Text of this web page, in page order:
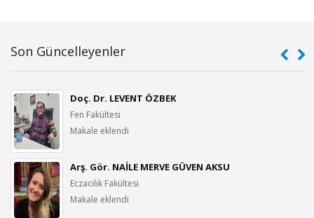
Son Güncelleyenler
Doç. Dr. LEVENT ÖZBEK
Fen Fakültesi
Makale eklendi
Arş. Gör. NAİLE MERVE GÜVEN AKSU
Eczacılık Fakültesi
Makale eklendi